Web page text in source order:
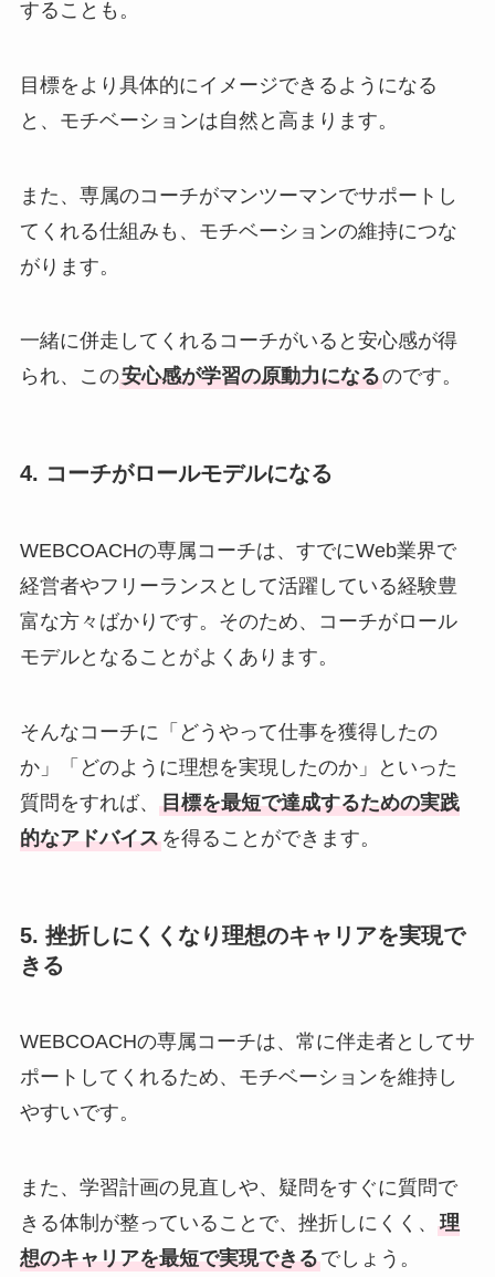
することも。
目標をより具体的にイメージできるようになる
と、モチベーションは自然と高まります。
また、専属のコーチがマンツーマンでサポートし
てくれる仕組みも、モチベーションの維持につな
がります。
一緒に併走してくれるコーチがいると安心感が得
られ、この安心感が学習の原動力になるのです。
4. コーチがロールモデルになる
WEBCOACHの専属コーチは、すでにWeb業界で
経営者やフリーランスとして活躍している経験豊
富な方々ばかりです。そのため、コーチがロール
モデルとなることがよくあります。
そんなコーチに「どうやって仕事を獲得したの
か」「どのように理想を実現したのか」といった
質問をすれば、 目標を最短で達成するための実践
的なアドバイスを得ることができます。
5. 挫折しにくくなり理想のキャリアを実現で
きる
WEBCOACHの専属コーチは、常に伴走者としてサ
ポートしてくれるため、モチベーションを維持し
やすいです。
また、学習計画の見直しや、疑問をすぐに質問で
きる体制が整っていることで、挫折しにくく、 理
想のキャリアを最短で実現できるでしょう。